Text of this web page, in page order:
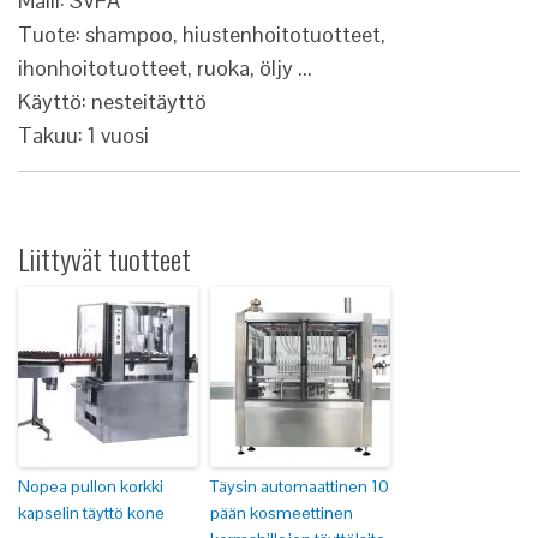
Tuote: shampoo, hiustenhoitotuotteet,
ihonhoitotuotteet, ruoka, öljy ...
Käyttö: nesteitäyttö
Takuu: 1 vuosi
Liittyvät tuotteet
Nopea pullon korkki
kapselin täyttö kone
Täysin automaattinen 10
pään kosmeettinen